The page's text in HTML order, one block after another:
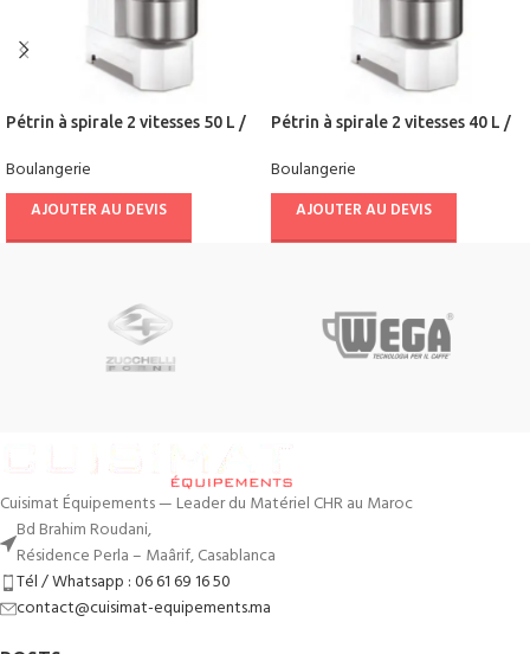
Pétrin à spirale 2 vitesses 50 L /
Boulangerie
AJOUTER AU DEVIS
Pétrin à spirale 2 vitesses 40 L /
Boulangerie
AJOUTER AU DEVIS
Cuisimat Équipements — Leader du Matériel CHR au Maroc
Bd Brahim Roudani,
Résidence Perla – Maârif, Casablanca
Tél / Whatsapp : 06 61 69 16 50
contact@cuisimat-equipements.ma